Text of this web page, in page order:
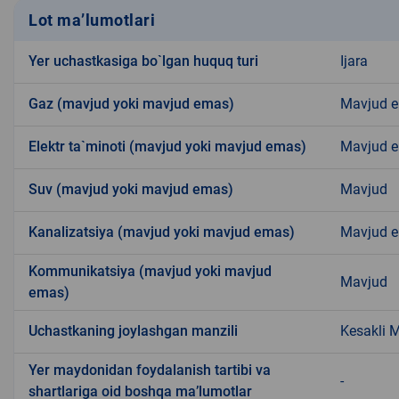
Lot ma’lumotlari
Yer uchastkasiga bo`lgan huquq turi Ijara
Gaz (mavjud yoki mavjud emas) Mavjud
Elektr ta`minoti (mavjud yoki mavjud emas) Mavjud
Suv (mavjud yoki mavjud emas) Mavjud
Kanalizatsiya (mavjud yoki mavjud emas) Mavjud
Kommunikatsiya (mavjud yoki mavjud
emas)
Mavjud
Uchastkaning joylashgan manzili Kesakli
Yer maydonidan foydalanish tartibi va
shartlariga oid boshqa ma’lumotlar
-